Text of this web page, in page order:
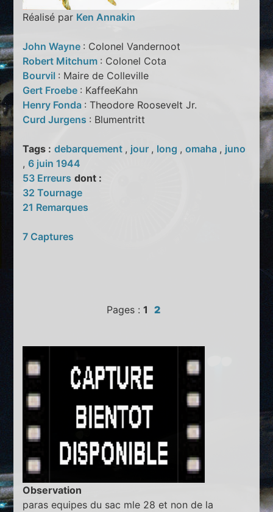
Réalisé par Ken Annakin
John Wayne : Colonel Vandernoot
Robert Mitchum : Colonel Cota
Bourvil : Maire de Colleville
Gert Froebe : KaffeeKahn
Henry Fonda : Theodore Roosevelt Jr.
Curd Jurgens : Blumentritt
Tags : debarquement , jour , long ,omaha , juno
,6 juin 1944
53 Erreurs dont :
32 Tournage
21 Remarques
7 Captures
Pages : 1 2
Observation
paras equipes du sac mle 28 et non de la